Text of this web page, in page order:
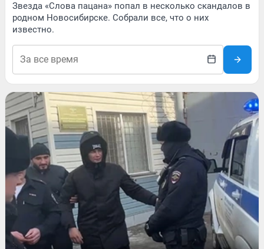
Звезда «Слова пацана» попал в несколько скандалов в
родном Новосибирске. Собрали все, что о них
известно.